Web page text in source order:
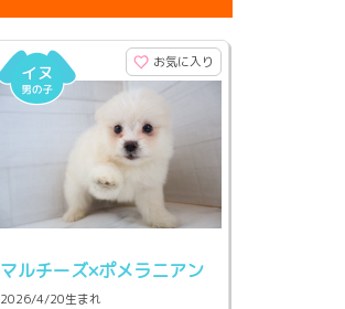
お気に入り
マルチーズ×ポメラニアン
2026/4/20生まれ